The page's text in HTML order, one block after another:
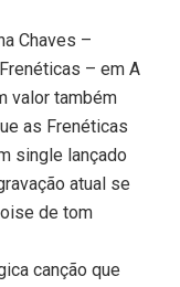
Chaves –
– em A
valor também
as Frenéticas
single lançado
atual se
de tom
canção que